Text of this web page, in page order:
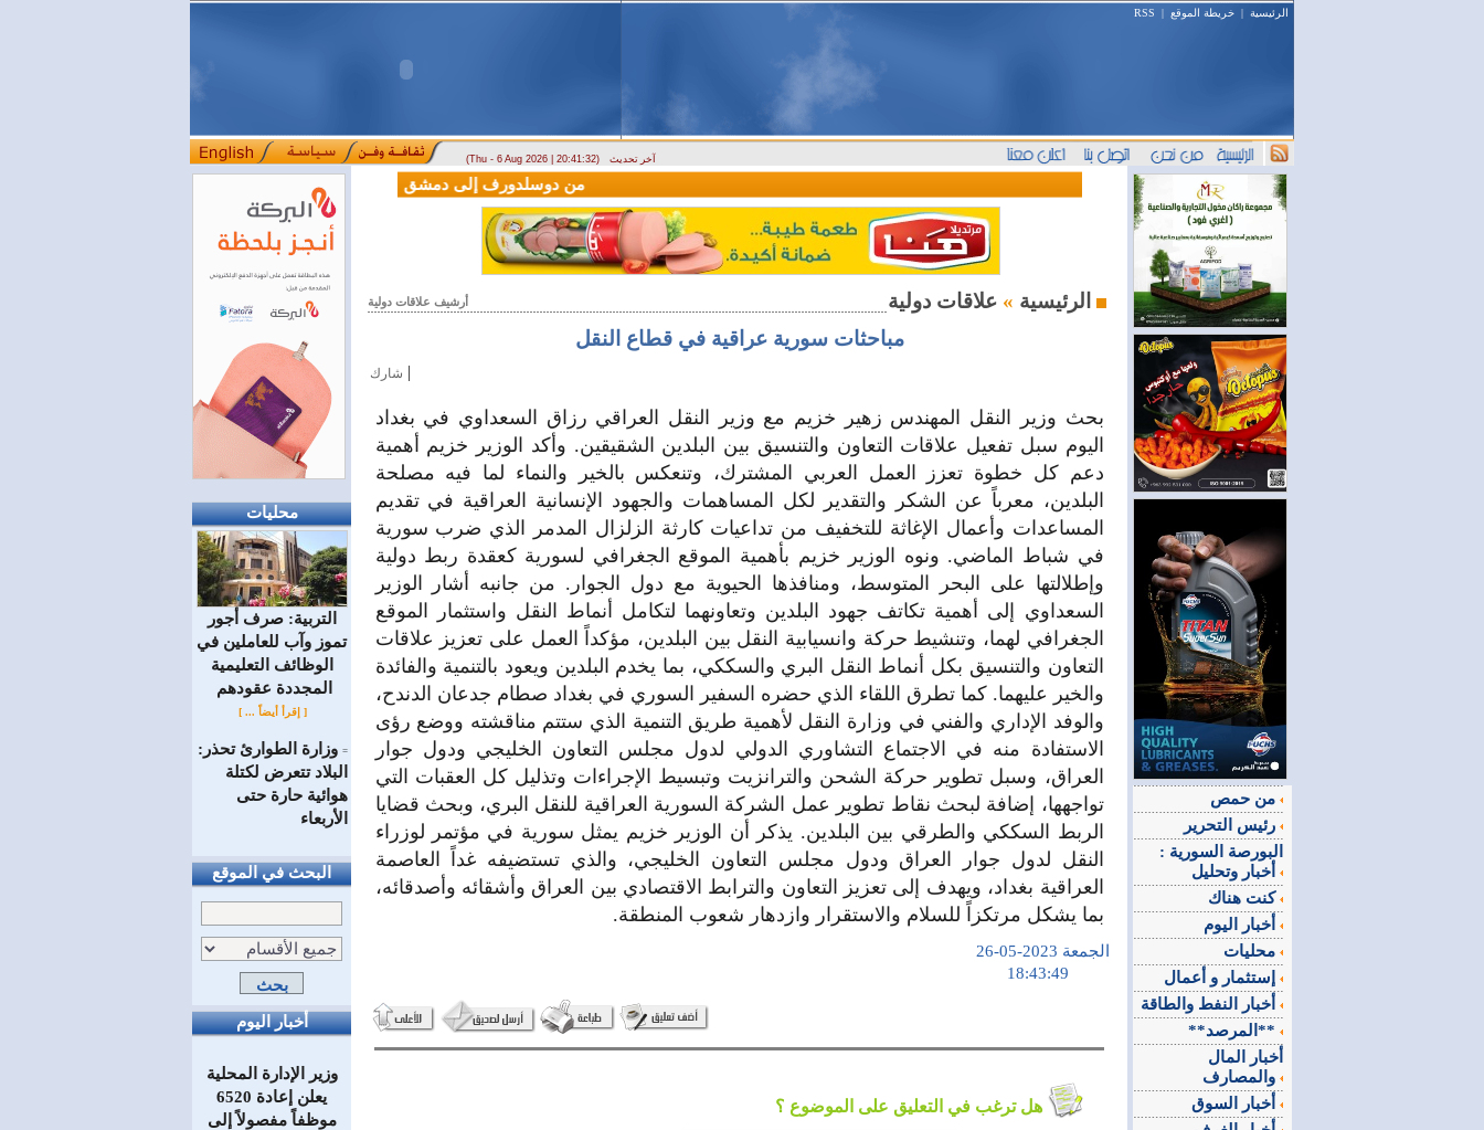
الرئيسية | خريطة الموقع |
RSS
(Thu - 6 Aug 2026 | 20:41:32) آخر تحديث
محليات
التربية: صرف أجور
تموز وآب للعاملين في
الوظائف ‏التعليمية
المجددة عقودهم ‏
[ إقرأ أيضاً ... ]
= وزارة الطوارئ تحذر:
البلاد تتعرض لكتلة
هوائية حارة حتى
الأربعاء
البحث في الموقع
أخبار اليوم
وزير الإدارة المحلية
يعلن إعادة 6520
موظفاً مفصولاً إلى
وصول أول رحلة لشركة LEAV Aviation من دوسلدورف إلى دمشق:::: المصرف التجاري السوري يمدّد ساعات العمل حتى
أرشيف علاقات دولية الرئيسية »
مباحثات سورية عراقية في قطاع النقل
شارك |
بحث وزير النقل المهندس زهير خزيم مع وزير النقل العراقي رزاق السعداوي في بغداد
اليوم سبل تفعيل علاقات التعاون والتنسيق بين البلدين الشقيقين. وأكد الوزير خزيم أهمية
دعم كل خطوة تعزز العمل العربي المشترك، وتنعكس بالخير والنماء لما فيه مصلحة
البلدين، معرباً عن الشكر والتقدير لكل المساهمات والجهود الإنسانية العراقية في تقديم
المساعدات وأعمال الإغاثة للتخفيف من تداعيات كارثة الزلزال المدمر الذي ضرب سورية
في شباط الماضي. ونوه الوزير خزيم بأهمية الموقع الجغرافي لسورية كعقدة ربط دولية
وإطلالتها على البحر المتوسط، ومنافذها الحيوية مع دول الجوار. من جانبه أشار الوزير
السعداوي إلى أهمية تكاتف جهود البلدين وتعاونهما لتكامل أنماط النقل واستثمار الموقع
الجغرافي لهما، وتنشيط حركة وانسيابية النقل بين البلدين، مؤكداً العمل على تعزيز علاقات
التعاون والتنسيق بكل أنماط النقل البري والسككي، بما يخدم البلدين ويعود بالتنمية والفائدة
والخير عليهما. كما تطرق اللقاء الذي حضره السفير السوري في بغداد صطام جدعان الدندح،
والوفد الإداري والفني في وزارة النقل لأهمية طريق التنمية الذي ستتم مناقشته ووضع رؤى
الاستفادة منه في الاجتماع التشاوري الدولي لدول مجلس التعاون الخليجي ودول جوار
العراق، وسبل تطوير حركة الشحن والترانزيت وتبسيط الإجراءات وتذليل كل العقبات التي
تواجهها، إضافة لبحث نقاط تطوير عمل الشركة السورية العراقية للنقل البري، وبحث قضايا
الربط السككي والطرقي بين البلدين. يذكر أن الوزير خزيم يمثل سورية في مؤتمر لوزراء
النقل لدول جوار العراق ودول مجلس التعاون الخليجي، والذي تستضيفه غداً العاصمة
العراقية بغداد، ويهدف إلى تعزيز التعاون والترابط الاقتصادي بين العراق وأشقائه وأصدقائه،
بما يشكل مرتكزاً للسلام والاستقرار وازدهار شعوب المنطقة.
الجمعة 2023-05-26
هل ترغب في التعليق على الموضوع ؟
البورصة السورية :
كنت هناك
**المرصد**
أخبار المال